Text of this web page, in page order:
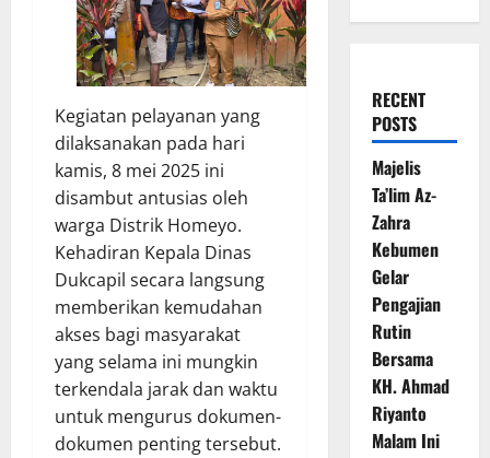
Kegiatan pelayanan yang
dilaksanakan pada hari
kamis, 8 mei 2025 ini
disambut antusias oleh
warga Distrik Homeyo.
Kehadiran Kepala Dinas
Dukcapil secara langsung
memberikan kemudahan
akses bagi masyarakat
yang selama ini mungkin
terkendala jarak dan waktu
untuk mengurus dokumen-
dokumen penting tersebut.
RECENT
POSTS
Majelis
Ta’lim Az-
Zahra
Kebumen
Gelar
Pengajian
Rutin
Bersama
KH. Ahmad
Riyanto
Malam Ini